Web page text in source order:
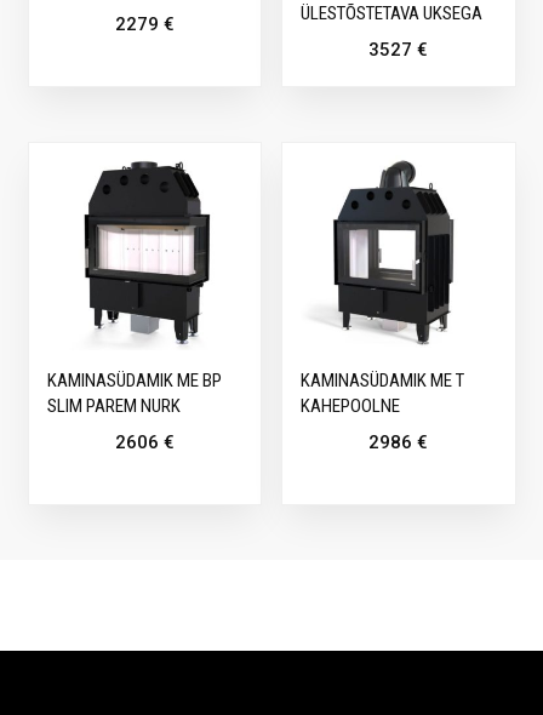
2279 €
ÜLESTÕSTETAVA UKSEGA
3527€
KAMINASÜDAMIK ME BP
SLIM PAREM NURK
2606 €
KAMINASÜDAMIK ME T
KAHEPOOLNE
2986€